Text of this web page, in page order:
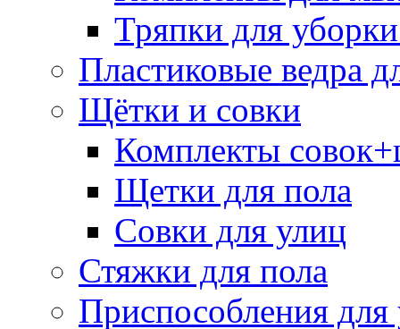
Тряпки для
Пластиковые ведра
Щётки и совки
Комплекты
Щетки для пола
Совки для улиц
Стяжки для пола
Приспособления